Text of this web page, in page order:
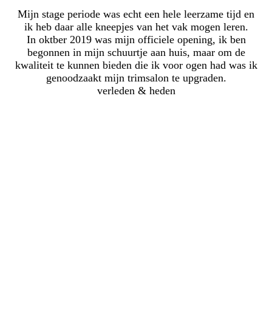
Mijn stage periode was echt een hele leerzame tijd en
ik heb daar alle kneepjes van het vak mogen leren.
In oktber 2019 was mijn officiele opening, ik ben
begonnen in mijn schuurtje aan huis, maar om de
kwaliteit te kunnen bieden die ik voor ogen had was ik
genoodzaakt mijn trimsalon te upgraden.
verleden & heden